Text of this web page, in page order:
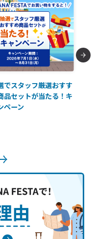
でスタッフ厳選おすす
品セットが当たる！キ
ペーン